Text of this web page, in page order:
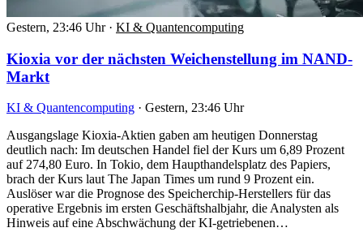
Gestern, 23:46 Uhr · KI & Quantencomputing
Kioxia vor der nächsten Weichenstellung im NAND-
Markt
KI & Quantencomputing · Gestern, 23:46 Uhr
Ausgangslage Kioxia-Aktien gaben am heutigen Donnerstag
deutlich nach: Im deutschen Handel fiel der Kurs um 6,89 Prozent
auf 274,80 Euro. In Tokio, dem Haupthandelsplatz des Papiers,
brach der Kurs laut The Japan Times um rund 9 Prozent ein.
Auslöser war die Prognose des Speicherchip-Herstellers für das
operative Ergebnis im ersten Geschäftshalbjahr, die Analysten als
Hinweis auf eine Abschwächung der KI-getriebenen…